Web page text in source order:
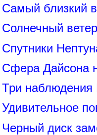
Самый близкий
Солнечный
Спутники
Сфера Дайсона
Три
Удивительное
Черный диск